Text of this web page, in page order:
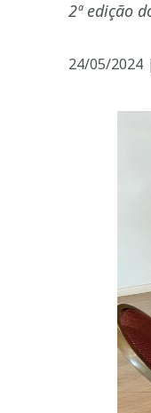
2ª edição
24/05/2024